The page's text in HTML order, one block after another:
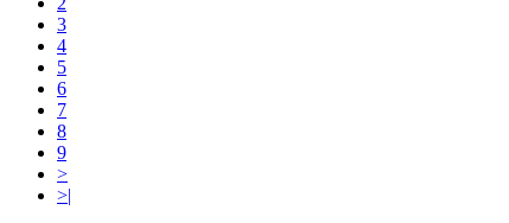
3
4
5
6
7
8
9
>
>|